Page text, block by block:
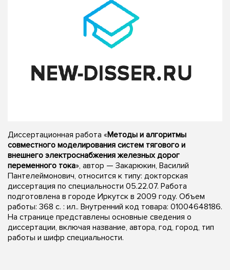
Диссертационная работа «Методы и алгоритмы
совместного моделирования систем тягового и
внешнего электроснабжения железных дорог
переменного тока», автор — Закарюкин, Василий
Пантелеймонович, относится к типу: докторская
диссертация по специальности 05.22.07. Работа
подготовлена в городе Иркутск в 2009 году. Объем
работы: 368 с. : ил.. Внутренний код товара: 01004648186.
На странице представлены основные сведения о
диссертации, включая название, автора, год, город, тип
работы и шифр специальности.